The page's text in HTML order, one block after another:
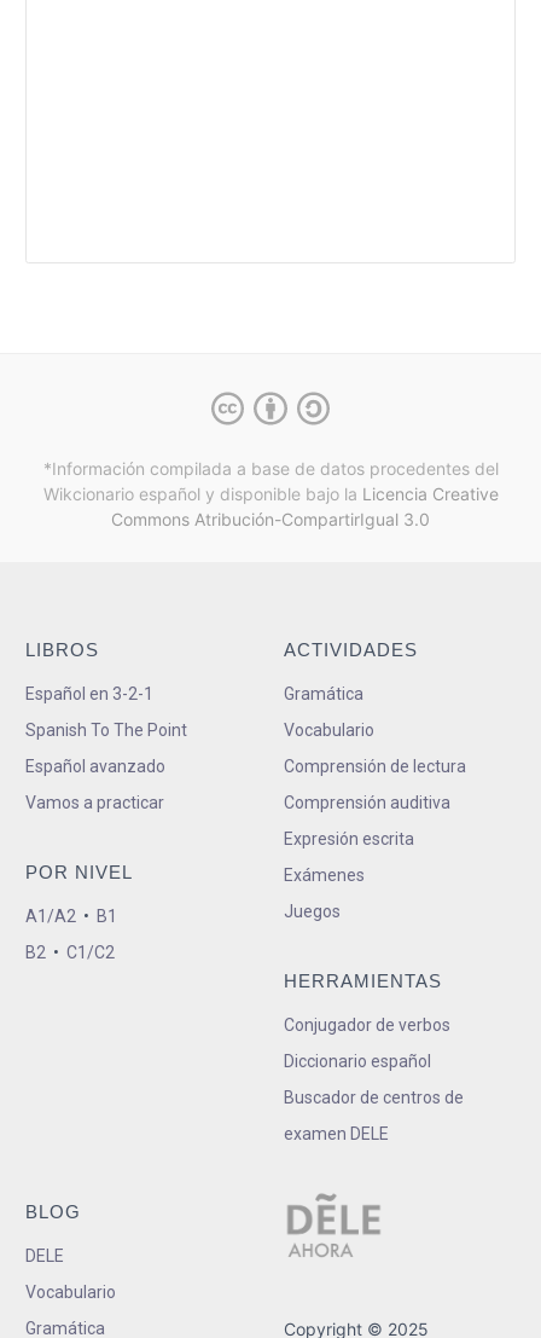
*Información compilada a base de datos procedentes del
Wikcionario español y disponible bajo la Licencia Creative
Commons Atribución-CompartirIgual 3.0
LIBROS
Español en 3-2-1
Spanish To The Point
Español avanzado
Vamos a practicar
POR NIVEL
A1/A2 • B1
B2 • C1/C2
ACTIVIDADES
Gramática
Vocabulario
Comprensión de lectura
Comprensión auditiva
Expresión escrita
Exámenes
Juegos
HERRAMIENTAS
Conjugador de verbos
Diccionario español
Buscador de centros de
examen DELE
BLOG
DELE
Vocabulario
Gramática
Copyright © 2025